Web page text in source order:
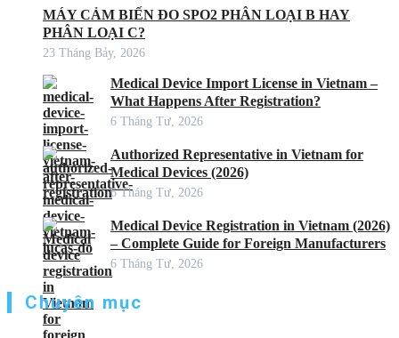
MÁY CẢM BIẾN ĐO SPO2 PHÂN LOẠI B HAY
PHÂN LOẠI C?
23 Tháng Bảy, 2026
Medical Device Import License in Vietnam –
What Happens After Registration?
6 Tháng Tư, 2026
Authorized Representative in Vietnam for
Medical Devices (2026)
6 Tháng Tư, 2026
Medical Device Registration in Vietnam (2026)
– Complete Guide for Foreign Manufacturers
6 Tháng Tư, 2026
Chuyên mục